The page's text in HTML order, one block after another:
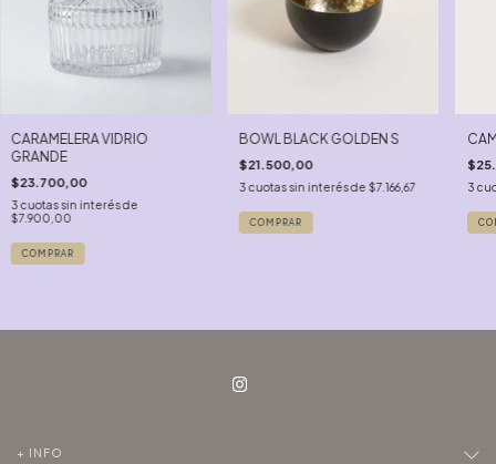
CARAMELERA VIDRIO
GRANDE
$23.700,00
3 cuotas sin interés de
$7.900,00
BOWL BLACK GOLDEN S
$21.500,00
3 cuotas sin interés de $7.166,67 3
+ INFO